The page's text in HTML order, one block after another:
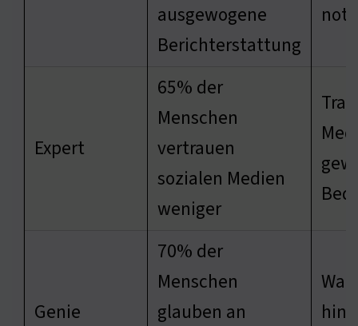
ausgewogene
Berichterstattung
Expert
65% der
Menschen
vertrauen
sozialen Medien
weniger
Genie
70% der
Menschen
glauben an